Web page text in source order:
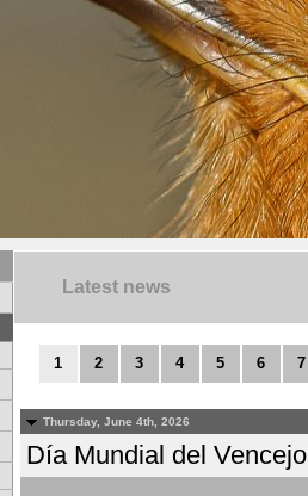
Latest news
1 2 3 4 5 6 7
Thursday, June 4th, 2026
Día Mundial del